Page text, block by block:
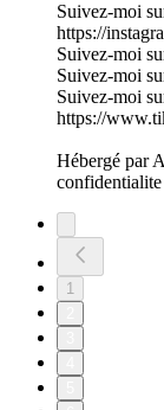
Suivez-moi
https://
Suivez-moi
Suivez-moi
Suivez-moi
https://
Hébergé par
1